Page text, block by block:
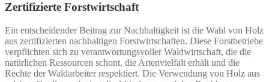
Zertifizierte Forstwirtschaft
Ein entscheidender Beitrag zur Nachhaltigkeit ist die Wahl von Holz
aus zertifizierten nachhaltigen Forstwirtschaften. Diese Forstbetriebe
verpflichten sich zu verantwortungsvoller Waldwirtschaft, die die
natürlichen Ressourcen schont, die Artenvielfalt erhält und die
Rechte der Waldarbeiter respektiert. Die Verwendung von Holz aus